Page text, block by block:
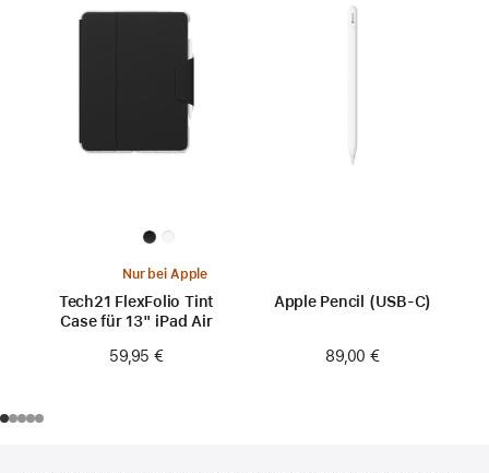
Nur bei Apple
Tech21 FlexFolio Tint
Case für 13" iPad Air
59,95 €
Apple Pencil (USB-C)
89,00 €